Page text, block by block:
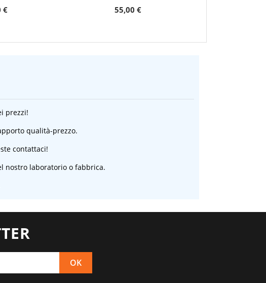
€ 55,00 €
prezzi!
qualità-prezzo.
contattaci!
nostro laboratorio o fabbrica.